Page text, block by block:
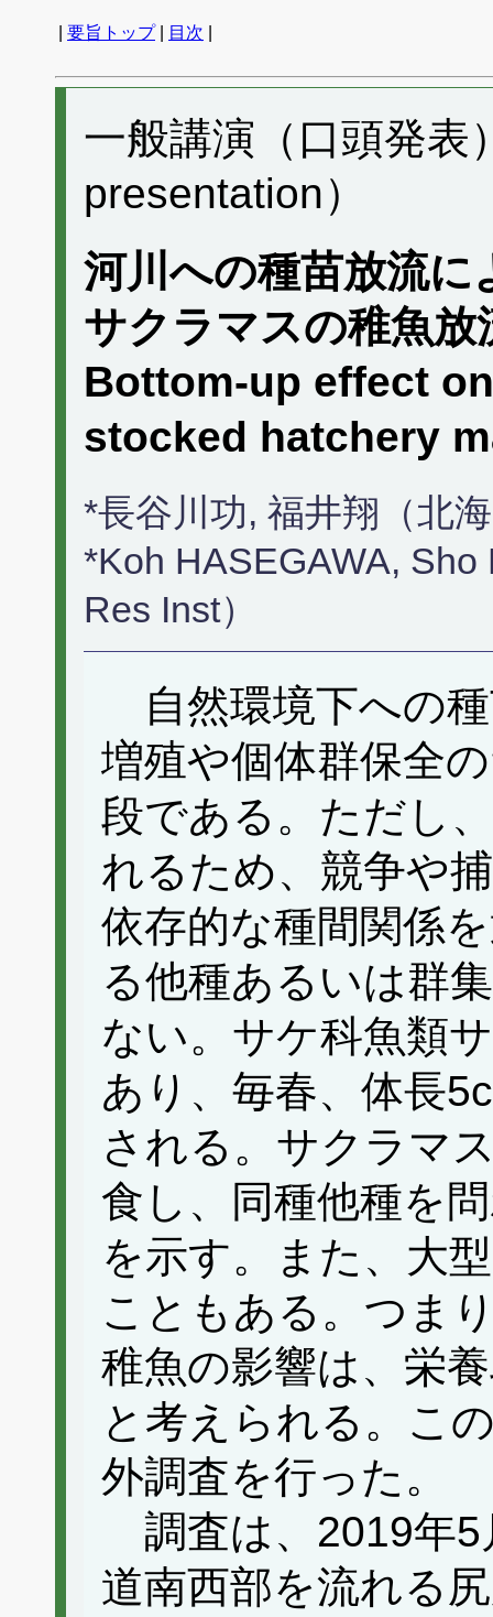
要旨トップ| 目次
一般講演（口頭発
presentation）
河川への種苗放流
サクラマスの稚魚
Bottom-up effect
stocked hatchery
*長谷川功, 福井翔（北
*Koh HASEGAWA,
Res Inst）
自然環境下への
増殖や個体群保全
段である。ただし
れるため、競争や
依存的な種間関係
る他種あるいは群
ない。サケ科魚類
あり、毎春、体長
される。サクラマ
食し、同種他種を
を示す。また、大
こともある。つま
稚魚の影響は、栄
と考えられる。こ
外調査を行った。
調査は、2019年5
道南西部を流れる